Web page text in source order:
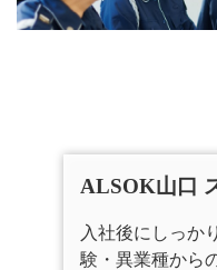
ALSOK山口
入社後にしっか
験・異業種から